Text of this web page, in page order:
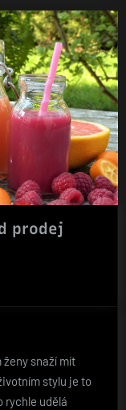
prodej
ženy snaží mít
stylu je to
rychle udělá